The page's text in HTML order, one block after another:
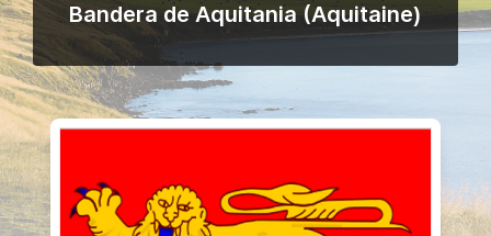
Bandera de Aquitania (Aquitaine)